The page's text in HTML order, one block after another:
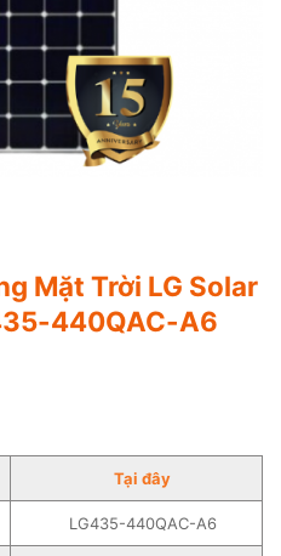
Mặt Trời LG Solar
440QAC-A6
Tại đây
LG435-440QAC-A6